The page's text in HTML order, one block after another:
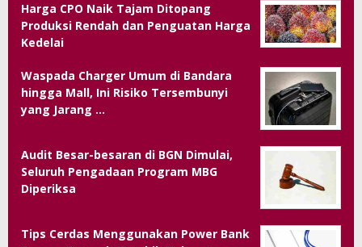
Harga CPO Naik Tajam Ditopang
Produksi Rendah dan Penguatan Harga
Kedelai
Waspada Charger Umum di Bandara
hingga Mall, Ini Risiko Tersembunyi
yang Jarang …
Audit Besar-besaran di BGN Dimulai,
Seluruh Pengadaan Program MBG
Diperiksa
Tips Cerdas Menggunakan Power Bank